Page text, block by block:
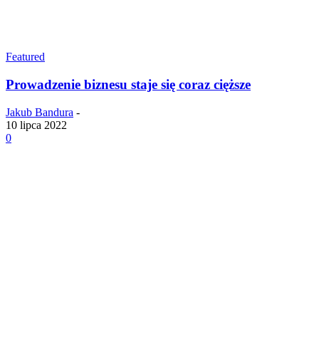
Featured
Prowadzenie biznesu staje się coraz cięższe
Jakub Bandura -
10 lipca 2022
0